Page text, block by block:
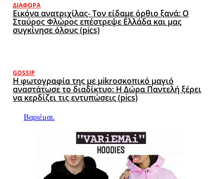
ΔΙΆΦΟΡΑ
Εικόνα ανατριχίλας- Τον είδαμε όρθιο ξανά: Ο
Σταύρος Φλώρος επέστρεψε Ελλάδα και μας
συγκίνησε όλους (pics)
GOSSIP
Η φωτογραφία της με μikroσκοπικό μαγιό
αναστάτωσε το διαδίκτυο: Η Δώρα Παντελή ξέρει
να κερδίζει τις εντυπώσεις (pics)
Βαριέμαι.